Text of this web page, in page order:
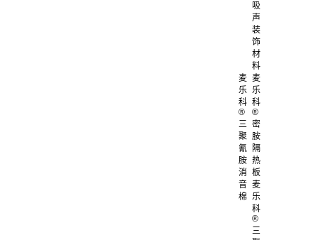
吸
声
装
饰
材
料
麦
乐
科
®
三
聚
氰
胺
消
音
棉
麦
乐
科
®
密
胺
隔
热
板
麦
乐
科
®
三